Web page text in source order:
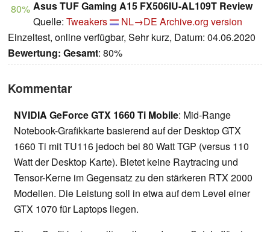
80% Asus TUF Gaming A15 FX506IU-AL109T Review
Quelle: Tweakers NL→DE Archive.org version
Einzeltest, online verfügbar, Sehr kurz, Datum: 04.06.2020
Bewertung: Gesamt: 80%
Kommentar
NVIDIA GeForce GTX 1660 Ti Mobile: Mid-Range
Notebook-Grafikkarte basierend auf der Desktop GTX
1660 Ti mit TU116 jedoch bei 80 Watt TGP (versus 110
Watt der Desktop Karte). Bietet keine Raytracing und
Tensor-Kerne im Gegensatz zu den stärkeren RTX 2000
Modellen. Die Leistung soll in etwa auf dem Level einer
GTX 1070 für Laptops liegen.